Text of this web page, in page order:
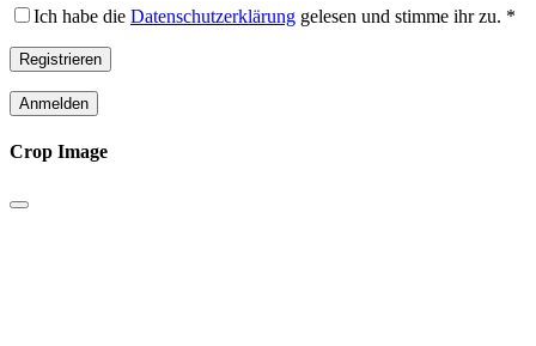
Ich habe die Datenschutzerklärung gelesen und stimme ihr zu. *
Registrieren
Anmelden
Crop Image